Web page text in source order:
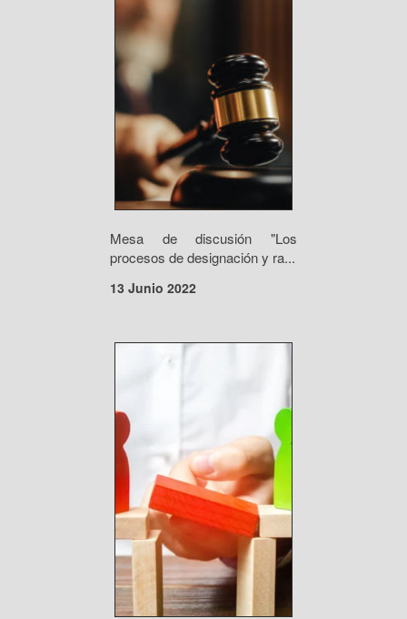
Mesa de discusión "Los
procesos de designación y ra...
13 Junio 2022